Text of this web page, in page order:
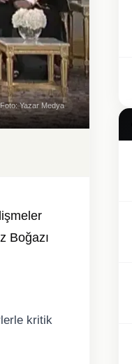
Foto: Yazar Medya
Boğazı
kritik